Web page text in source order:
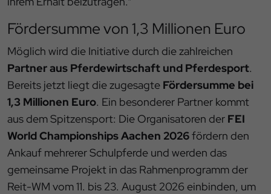
Fördersumme von 1,3 Millionen Euro
Möglich wird die Initiative durch die zahlreichen
Partner aus Pferdewirtschaft und Pferdesport.
Bereits jetzt liegt die zugesagte Fördersumme bei
1,3 Millionen Euro. Ein besonderer Partner kommt
aus dem Spitzensport: Die Organisatoren der FEI
World Championships Aachen 2026fördern den
Ankauf mehrerer Schulpferde und werden das
gemeinsame Projekt in das Rahmenprogramm der
Reit-WM vom 11. bis 23. August 2026 einbinden, um